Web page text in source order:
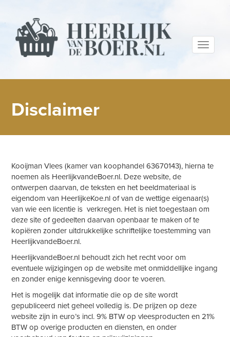
Toggle
Disclaimer
Kooijman Vlees (kamer van koophandel 63670143), hierna te
noemen als HeerlijkvandeBoer.nl. Deze website, de
ontwerpen daarvan, de teksten en het beeldmateriaal is
eigendom van HeerlijkeKoe.nl of van de wettige eigenaar(s)
van wie een licentie is verkregen. Het is niet toegestaan om
deze site of gedeelten daarvan openbaar te maken of te
kopiëren zonder uitdrukkelijke schriftelijke toestemming van
HeerlijkvandeBoer.nl.
HeerlijkvandeBoer.nl behoudt zich het recht voor om
eventuele wijzigingen op de website met onmiddellijke ingang
en zonder enige kennisgeving door te voeren.
Het is mogelijk dat informatie die op de site wordt
gepubliceerd niet geheel volledig is. De prijzen op deze
website zijn in euro’s incl. 9% BTW op vleesproducten en 21%
BTW op overige producten en diensten, en onder